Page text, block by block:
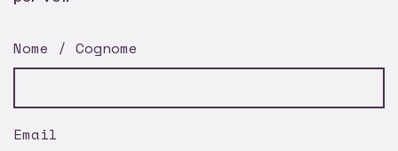
Nome / Cognome
Email